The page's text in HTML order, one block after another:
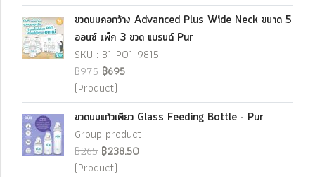
ขวดนมคอกว้าง Advanced Plus Wide Neck ขนาด 5
ออนซ์ แพ็ค 3 ขวด แบรนด์ Pur
SKU : B1-P01-9815
฿975 ฿695
(Product)
ขวดนมแก้วเพียว Glass Feeding Bottle - Pur
Group product
฿265 ฿238.50
(Product)